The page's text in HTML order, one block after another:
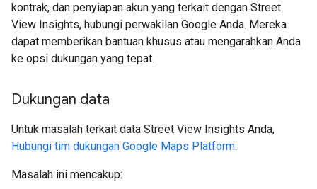
kontrak, dan penyiapan akun yang terkait dengan Street
View Insights, hubungi perwakilan Google Anda. Mereka
dapat memberikan bantuan khusus atau mengarahkan Anda
ke opsi dukungan yang tepat.
Dukungan data
Untuk masalah terkait data Street View Insights Anda,
Hubungi tim dukungan Google Maps Platform.
Masalah ini mencakup: